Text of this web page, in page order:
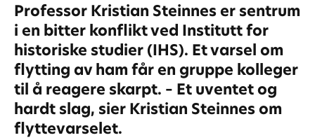
Professor Kristian Steinnes er sentrum
i en bitter konflikt ved Institutt for
historiske studier (IHS). Et varsel om
flytting av ham får en gruppe kolleger
til å reagere skarpt. – Et uventet og
hardt slag, sier Kristian Steinnes om
flyttevarselet.